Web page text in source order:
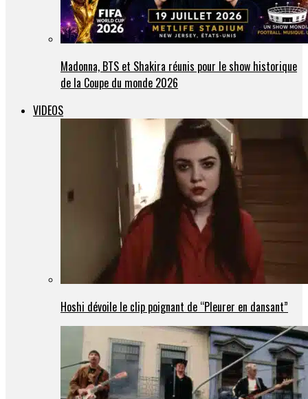
Madonna, BTS et Shakira réunis pour le show historique
de la Coupe du monde 2026
VIDEOS
Hoshi dévoile le clip poignant de “Pleurer en dansant”